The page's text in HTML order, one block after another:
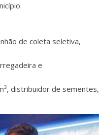
de coleta seletiva,
e
distribuidor de sementes,